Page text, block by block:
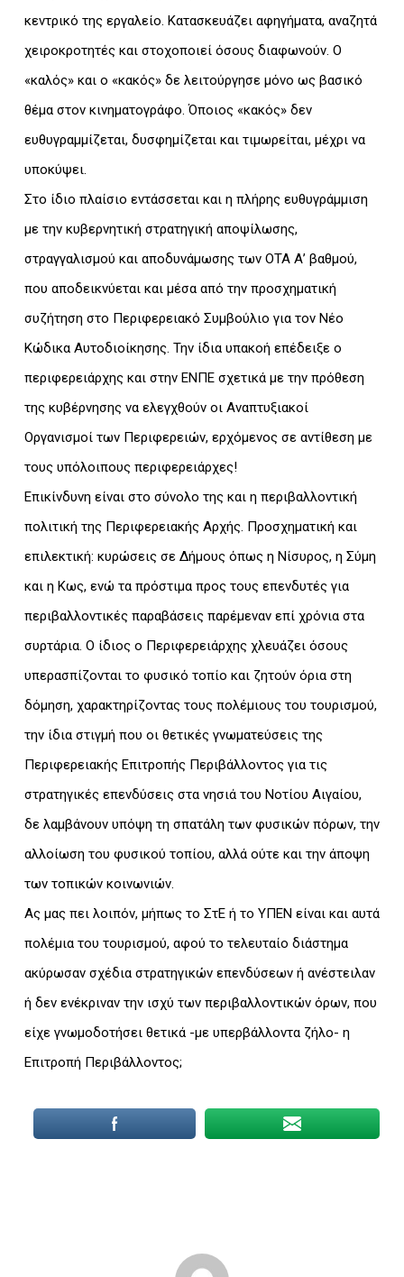
κεντρικό της εργαλείο. Κατασκευάζει αφηγήματα, αναζητά
χειροκροτητές και στοχοποιεί όσους διαφωνούν. Ο
«καλός» και ο «κακός» δε λειτούργησε μόνο ως βασικό
θέμα στον κινηματογράφο. Όποιος «κακός» δεν
ευθυγραμμίζεται, δυσφημίζεται και τιμωρείται, μέχρι να
υποκύψει.
Στο ίδιο πλαίσιο εντάσσεται και η πλήρης ευθυγράμμιση
με την κυβερνητική στρατηγική αποψίλωσης,
στραγγαλισμού και αποδυνάμωσης των ΟΤΑ Α’ βαθμού,
που αποδεικνύεται και μέσα από την προσχηματική
συζήτηση στο Περιφερειακό Συμβούλιο για τον Νέο
Κώδικα Αυτοδιοίκησης. Την ίδια υπακοή επέδειξε ο
περιφερειάρχης και στην ΕΝΠΕ σχετικά με την πρόθεση
της κυβέρνησης να ελεγχθούν οι Αναπτυξιακοί
Οργανισμοί των Περιφερειών, ερχόμενος σε αντίθεση με
τους υπόλοιπους περιφερειάρχες!
Επικίνδυνη είναι στο σύνολο της και η περιβαλλοντική
πολιτική της Περιφερειακής Αρχής. Προσχηματική και
επιλεκτική: κυρώσεις σε Δήμους όπως η Νίσυρος, η Σύμη
και η Κως, ενώ τα πρόστιμα προς τους επενδυτές για
περιβαλλοντικές παραβάσεις παρέμεναν επί χρόνια στα
συρτάρια. Ο ίδιος ο Περιφερειάρχης χλευάζει όσους
υπερασπίζονται το φυσικό τοπίο και ζητούν όρια στη
δόμηση, χαρακτηρίζοντας τους πολέμιους του τουρισμού,
την ίδια στιγμή που οι θετικές γνωματεύσεις της
Περιφερειακής Επιτροπής Περιβάλλοντος για τις
στρατηγικές επενδύσεις στα νησιά του Νοτίου Αιγαίου,
δε λαμβάνουν υπόψη τη σπατάλη των φυσικών πόρων, την
αλλοίωση του φυσικού τοπίου, αλλά ούτε και την άποψη
των τοπικών κοινωνιών.
Ας μας πει λοιπόν, μήπως το ΣτΕ ή το ΥΠΕΝ είναι και αυτά
πολέμια του τουρισμού, αφού το τελευταίο διάστημα
ακύρωσαν σχέδια στρατηγικών επενδύσεων ή ανέστειλαν
ή δεν ενέκριναν την ισχύ των περιβαλλοντικών όρων, που
είχε γνωμοδοτήσει θετικά -με υπερβάλλοντα ζήλο- η
Επιτροπή Περιβάλλοντος;